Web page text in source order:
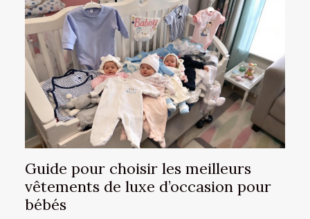
Guide pour choisir les meilleurs
vêtements de luxe d’occasion pour
bébés